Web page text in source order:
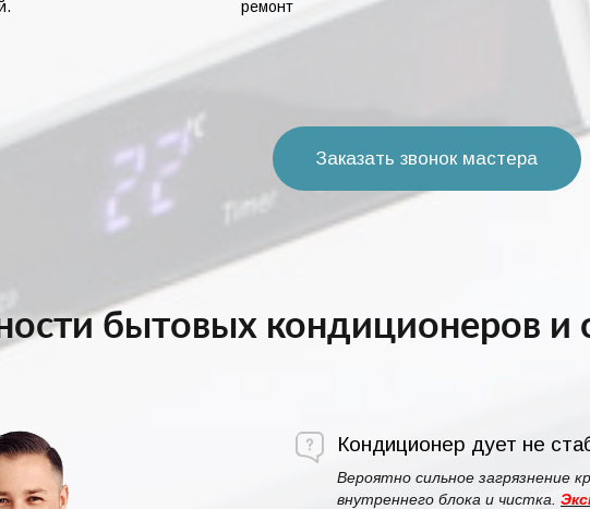
ремонт
Заказать звонок мастера
бытовых кондиционеров и
Кондиционер дует не
Вероятно сильное загрязнение
внутреннего блока и чистка.